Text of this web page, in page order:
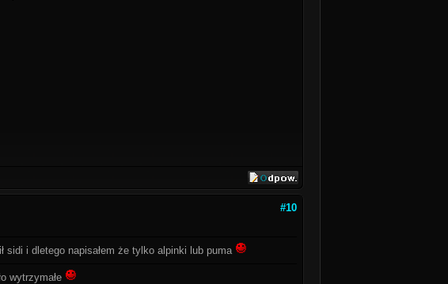
#10
sidi i dletego napisałem że tylko alpinki lub puma
wytrzymałe